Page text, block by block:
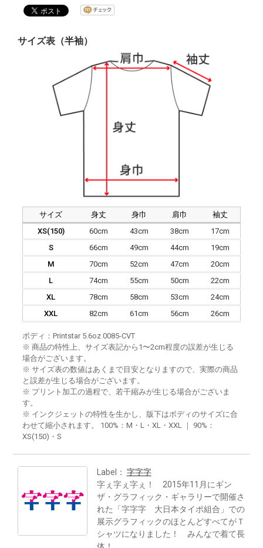
サイズ表（半袖）
サイズ 身丈 身巾 肩巾
袖丈
XS(150)
60cm 43cm 38cm
17cm
S
66cm 49cm 44cm
19cm
M
70cm 52cm 47cm
20cm
L
74cm 55cm 50cm
22cm
XL
78cm 58cm 53cm
24cm
XXL
82cm 61cm 56cm 26cm
ボディ：Printstar 5.6oz 0085-CVT
※ 商品の特性上、サイズ表記から1〜2cm程度の誤差が生じる
場合がございます。
※ サイズ表の数値はあくまで目安となりますので、実際の商品
と誤差が生じる場合がございます。
※ プリント加工の過程で、若干縮みが生じる場合がございま
す。
※ インクジェットの特性を生かし、版下はボディのサイズに合
わせて縮小されます。 100%：M・L・XL・XXL ｜ 90%：
XS(150)・S
Label： 字字字
字ぇ字ぇ字ぇ！ 2015年11月にギン
ザ・グラフィック・ギャラリーで開催さ
れた「字字字 大日本タイポ組合」での
展示グラフィックのほとんどすべてがＴ
シャツになりました！ みんなで着て長
体！